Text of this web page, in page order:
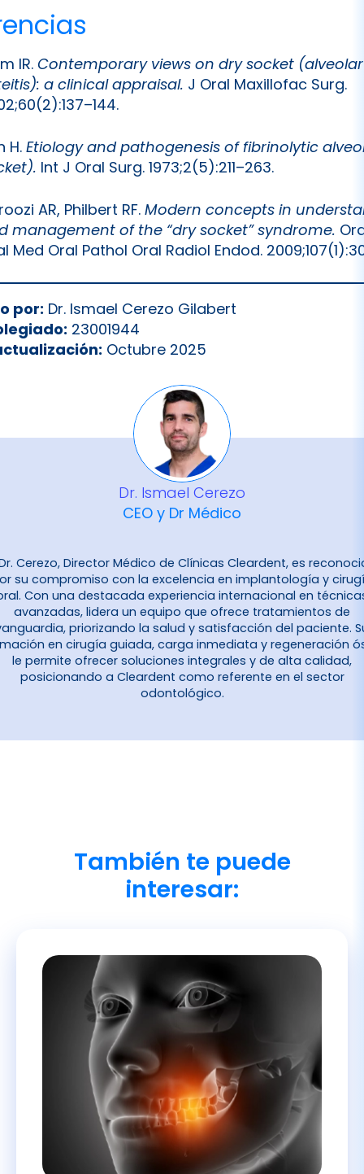
IR. Contemporary views on dry socket (alveolar
a clinical appraisal. J Oral Maxillofac Surg.
H. Etiology and pathogenesis of fibrinolytic
Int J Oral Surg. 1973;2(5):211–263.
AR, Philbert RF. Modern concepts in
management of the “dry socket” syndrome.
Med Oral Pathol Oral Radiol Endod.
por: Dr. Ismael Cerezo Gilabert
23001944
Octubre 2025
Dr. Ismael Cerezo
CEO y Dr Médico
Cerezo, Director Médico de Clínicas Cleardent, es
su compromiso con la excelencia en implantología y
Con una destacada experiencia internacional en
avanzadas, lidera un equipo que ofrece tratamientos de
priorizando la salud y satisfacción del paciente.
en cirugía guiada, carga inmediata y regeneración
le permite ofrecer soluciones integrales y de alta calidad,
posicionando a Cleardent como referente en el sector
odontológico.
También te puede
interesar: